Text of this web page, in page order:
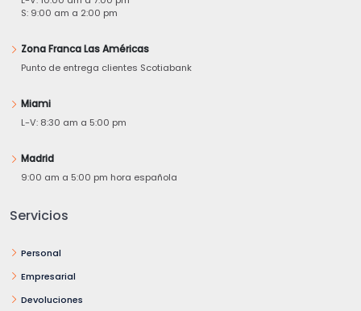
S: 9:00 am a 2:00 pm
Zona Franca Las Américas
Punto de entrega clientes Scotiabank
Miami
L-V: 8:30 am a 5:00 pm
Madrid
9:00 am a 5:00 pm hora española
Servicios
Personal
Empresarial
Devoluciones